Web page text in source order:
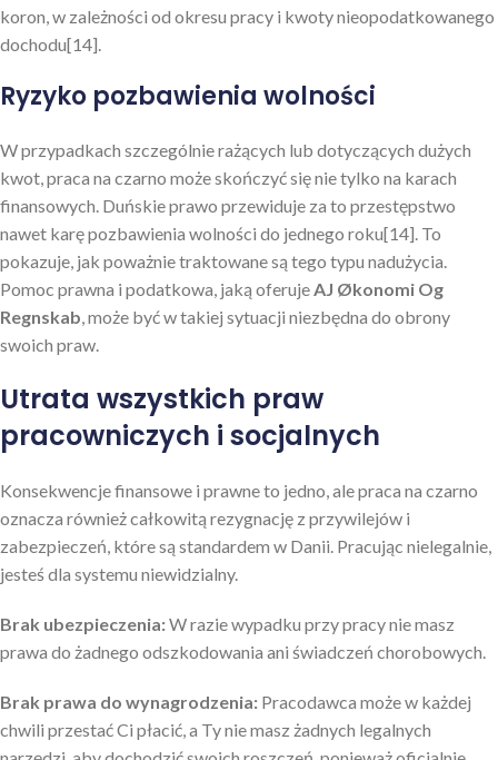
koron, w zależności od okresu pracy i kwoty nieopodatkowanego
dochodu[14].
Ryzyko pozbawienia wolności
W przypadkach szczególnie rażących lub dotyczących dużych
kwot, praca na czarno może skończyć się nie tylko na karach
finansowych. Duńskie prawo przewiduje za to przestępstwo
nawet karę pozbawienia wolności do jednego roku[14]. To
pokazuje, jak poważnie traktowane są tego typu nadużycia.
Pomoc prawna i podatkowa, jaką oferujeAJ Økonomi Og
Regnskab, może być w takiej sytuacji niezbędna do obrony
swoich praw.
Utrata wszystkich praw
pracowniczych i socjalnych
Konsekwencje finansowe i prawne to jedno, ale praca na czarno
oznacza również całkowitą rezygnację z przywilejów i
zabezpieczeń, które są standardem w Danii. Pracując nielegalnie,
jesteś dla systemu niewidzialny.
Brak ubezpieczenia:W razie wypadku przy pracy nie masz
prawa do żadnego odszkodowania ani świadczeń chorobowych.
Brak prawa do wynagrodzenia: Pracodawca może w każdej
chwili przestać Ci płacić, a Ty nie masz żadnych legalnych